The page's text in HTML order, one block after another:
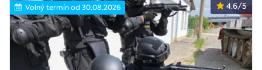
4.6/5
Volný termín od 30.08.2026